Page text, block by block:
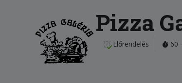
Pizza
Előrendelés 60